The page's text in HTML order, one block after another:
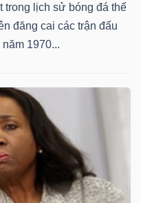
trong lịch sử bóng đá thế
đăng cai các trận đấu
1970...